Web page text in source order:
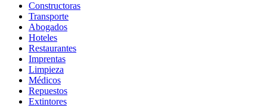
Constructoras
Transporte
Abogados
Hoteles
Restaurantes
Imprentas
Limpieza
Médicos
Repuestos
Extintores